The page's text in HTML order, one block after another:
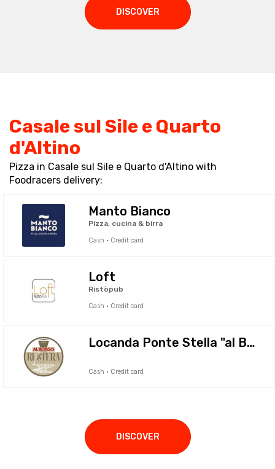
DISCOVER
Casale sul Sile e Quarto
d'Altino
Pizza in Casale sul Sile e Quarto d'Altino with
Foodracers delivery:
Manto Bianco
Pizza, cucina & birra
Cash · Credit card
Loft
Ristòpub
Cash · Credit card
Locanda Ponte Stella "al Borgo"
Cash · Credit card
DISCOVER